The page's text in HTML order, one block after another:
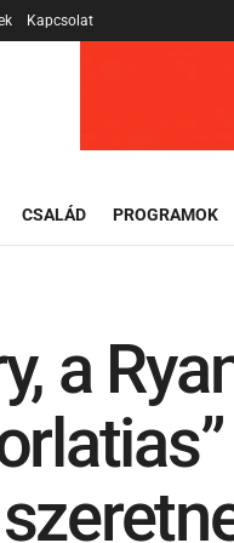
Kapcsolat
CSALÁD PROGRAMOK
a